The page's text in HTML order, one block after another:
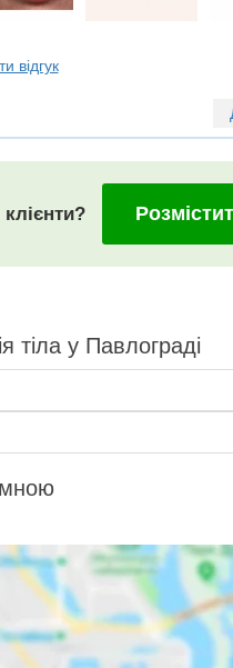
відгук
клієнти?
тіла у Павлограді
мною